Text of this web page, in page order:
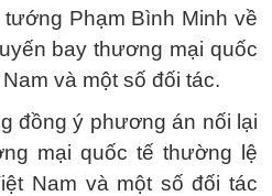
Phạm Bình Minh về
bay thương mại quốc
và một số đối tác.
đồng ý phương án nối lại
mại quốc tế thường lệ
Nam và một số đối tác